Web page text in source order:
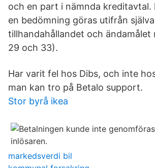
och en part i nämnda kreditavtal.
en bedömning göras utifrån
tillhandahållandet och ändamålet
29 och 33).
Har varit fel hos Dibs, och inte
man kan tro på Betalo support.
Stor byrå ikea
markedsverdi bil